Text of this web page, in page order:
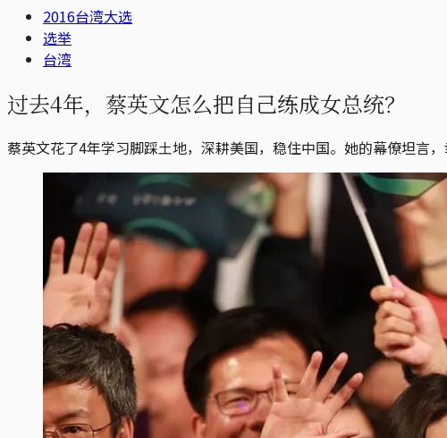
2016台湾大选
选举
台湾
过去4年，蔡英文怎么把自己练成女总统？
蔡英文花了4年学习脚踩土地，深耕美国，稳住中国。她的幕僚坦言